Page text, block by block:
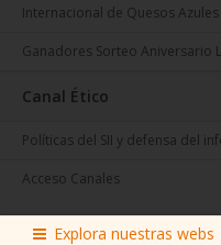
Explora nuestras webs
Internacional de Quesos Azules
Ganadores Sorteo Aniversario
Canal Ético
Políticas del SII y defensa del
Acceso Canales
© 2026Lupa.